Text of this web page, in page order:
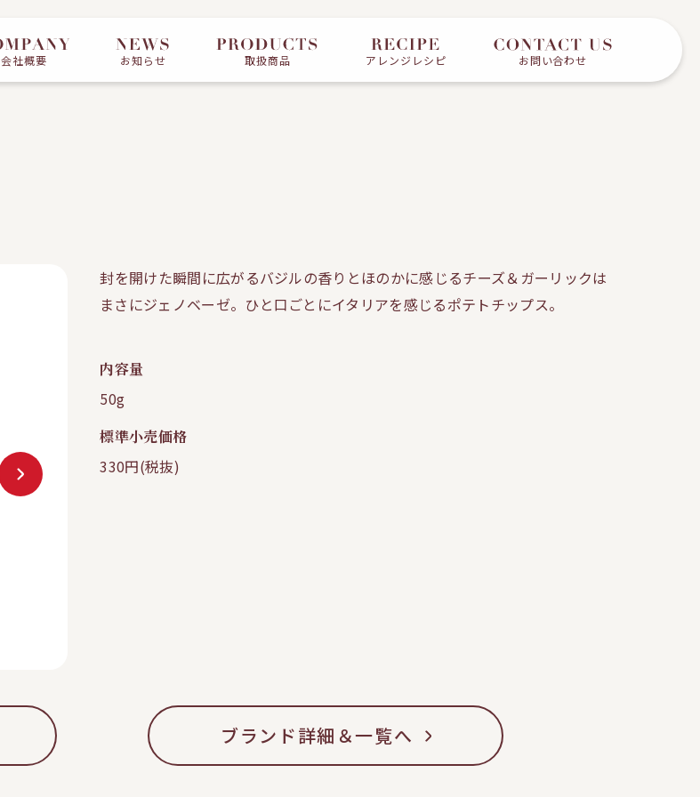
会社概要 お知らせ 取扱商品 アレンジレシピ お問い合わせ
封を開けた瞬間に広がるバジルの香りとほのかに感じるチーズ＆ガーリックは
まさにジェノベーゼ。ひと口ごとにイタリアを感じるポテトチップス。
内容量
50g
標準小売価格
330円(税抜)
ブランド詳細＆一覧へ